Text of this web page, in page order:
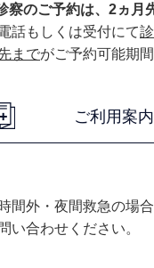
察のご予約は、2ヵ月
話もしくは受付にて
までがご予約可能期間
ご利用案内
間外・夜間救急の場
い合わせください。